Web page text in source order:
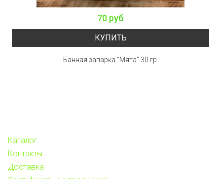
70 руб
КУПИТЬ
Банная запарка "Мята" 30 гр.
Каталог
Контакты
Доставка